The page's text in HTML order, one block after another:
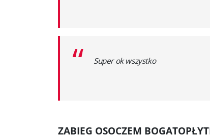
“ Super ok wszystko
ZABIEG OSOCZEM